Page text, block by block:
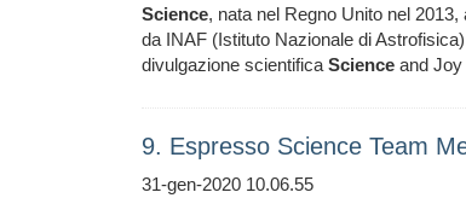
Science, nata nel Regno Unito nel
da INAF (Istituto Nazionale di
divulgazione scientifica Science and Joy
9. Espresso Science Team
31-gen-2020 10.06.55